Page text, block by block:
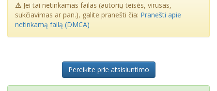
⚠️ Jei tai netinkamas failas (autorių teisės, virusas,
sukčiavimas ar pan.), galite pranešti čia: Pranešti apie
netinkamą failą (DMCA)
Pereikite prie atsisiuntimo